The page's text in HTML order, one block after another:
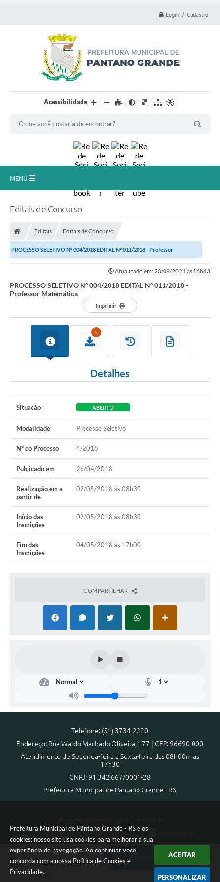
Prefeitura Municipal de Pântano Grande - RS e os
cookies: nosso site usa cookies para melhorar a sua
experiência de navegação. Ao continuar você
concorda com a nossa Política de Cookies e
Privacidade.
ACEITAR
PERSONALIZAR
Login / Cadastro
Acessibilidade
MENU
Publicações / Transparência
Ouvidoria
Expocal, Festa do Cavalo e o Relincho da Canção Nativa
Gestões Anteriores
Audiências Públicas
Arquivos para Download
Notícias
Turismo
Legislação
Editais
Editais de Concurso
Editais Editais de Concurso
PROCESSO SELETIVO Nº 004/2018 EDITAL Nº 011/2018 - Professor
Atualizado em: 20/09/2021 às 16h43
PROCESSO SELETIVO Nº 004/2018 EDITAL Nº 011/2018 -
Professor Matemática
Imprimir
5
Detalhes
Situação ABERTO
Modalidade Processo Seletivo
Nº do Processo 4/2018
Publicado em 26/04/2018
Realização em a
partir de
02/05/2018 às 08h30
Início das
Inscrições
02/05/2018 às 08h30
Fim das
Inscrições
04/05/2018 às 17h00
COMPARTILHAR
Ouvidoria Municipal
Telefone: (51) 3734-2220
Endereço: Rua Waldo Machado Oliveira, 177 | CEP: 96690-000
Atendimento de Segunda-feira a Sexta-feira das 08h00m as
17h30
CNPJ: 91.342.667/0001-28
Prefeitura Municipal de Pântano Grande - RS
Portal atualizado em:07/08/2026 18:57
Copyright Instar - 2006-2026. Todos os direitos reservados -
Instar Tecnologia